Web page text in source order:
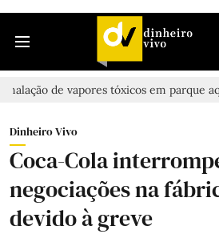
tóxicos em parque aquático em
Dinheiro Vivo
Coca-Cola
negociações na
devido à greve